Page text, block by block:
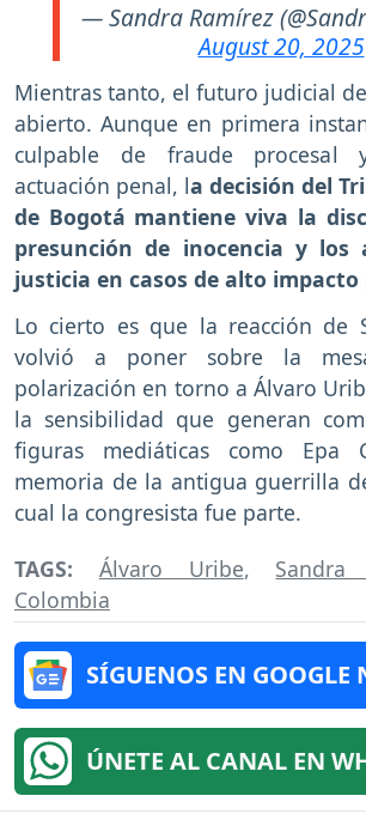
— Sandra Ramírez
August 20, 2025
Mientras tanto, el futuro judicial
abierto. Aunque en primera
culpable de fraude procesal
actuación penal, la decisión del
de Bogotá mantiene viva la
presunción de inocencia y los
justicia en casos de alto
Lo cierto es que la reacción de
volvió a poner sobre la
polarización en torno a Álvaro
la sensibilidad que generan
figuras mediáticas como Epa
memoria de la antigua guerrilla
cual la congresista fue parte.
TAGS: Álvaro Uribe, Sandra
Colombia
SÍGUENOS EN GOOGLE
ÚNETE AL CANAL EN